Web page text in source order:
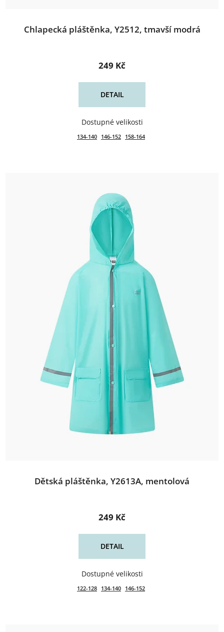
Chlapecká pláštěnka, Y2512, tmavší modrá
249 Kč
DETAIL
134-140 146-152 158-164
Dětská pláštěnka, Y2613A, mentolová
249 Kč
DETAIL
122-128 134-140 146-152